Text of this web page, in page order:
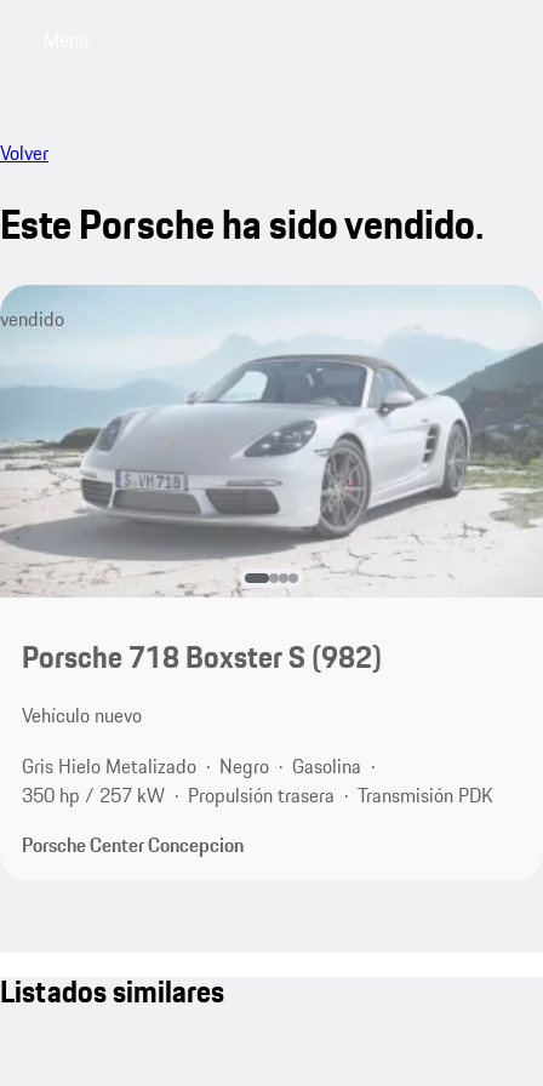
Volver
Este Porsche ha sido vendido.
vendido
Porsche 718 Boxster S(982)
Vehículo nuevo
Gris Hielo Metalizado
Negro
Gasolina
350 hp / 257 kW
Propulsión trasera
Transmisión PDK
Porsche Center Concepcion
Listados similares